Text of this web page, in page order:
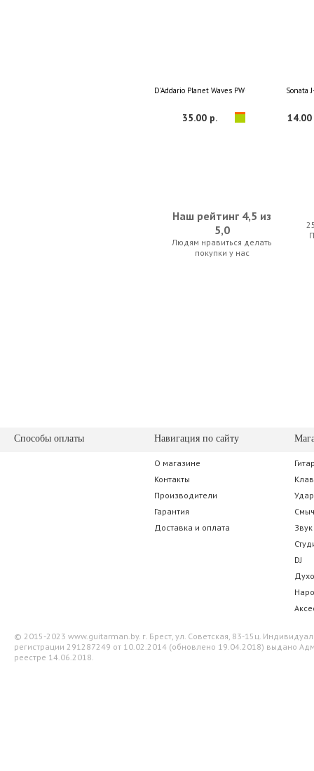
D'Addario Planet Waves PW-PL-02 Protect
35.00 р.
Sonata
14.00
Cherub WMT-600RC Dunlop 6532
Наш рейтинг 4,5 из
5,0
Людям нравиться делать
покупки у нас
Способы оплаты Навигация по сайту
О магазине
Контакты
Производители
Гарантия
Доставка и оплата
Звук
DJ
© 2015-2023 www.guitarman.by. г. Брест, ул. Советская, 83-15ц.
регистрации 291287249 от 10.02.2014 (обновлено 19.04.2018) выдано
реестре 14.06.2018.